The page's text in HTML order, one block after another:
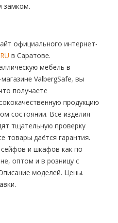
замком.
официального интернет-
в Саратове.
мебель в
ValbergSafe, вы
получаете
продукцию
состоянии. Все изделия
тщательную проверку
товары даётся гарантия.
и шкафов как по
оптом и в розницу с
моделей. Цены.